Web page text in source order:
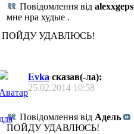
Повідомлення від alexxgeps
мне нра худые .
ПОЙДУ УДАВЛЮСЬ!
Evka сказав(-ла):
25.02.2014 10:58
Повідомлення від Адель
ПОЙДУ УДАВЛЮСЬ!